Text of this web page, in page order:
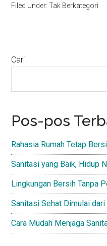
Filed Under: Tak Berkategori
Primary
Cari
Pos-pos
Rahasia Rumah Tetap
Sanitasi yang Baik, Hidup
Lingkungan Bersih Tanpa
Sanitasi Sehat Dimulai dari
Cara Mudah Menjaga